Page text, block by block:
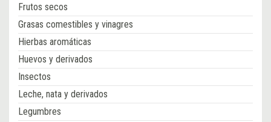
Frutos secos
Grasas comestibles y vinagres
Hierbas aromáticas
Huevos y derivados
Insectos
Leche, nata y derivados
Legumbres